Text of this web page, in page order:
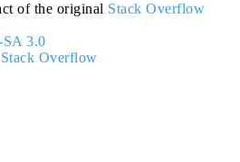
of the original Stack Overflow
3.0
Stack Overflow